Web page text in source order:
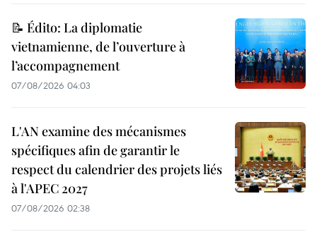
📝 Édito: La diplomatie
vietnamienne, de l’ouverture à
l’accompagnement
07/08/2026 04:03
L'AN examine des mécanismes
spécifiques afin de garantir le
respect du calendrier des projets liés
à l'APEC 2027
07/08/2026 02:38